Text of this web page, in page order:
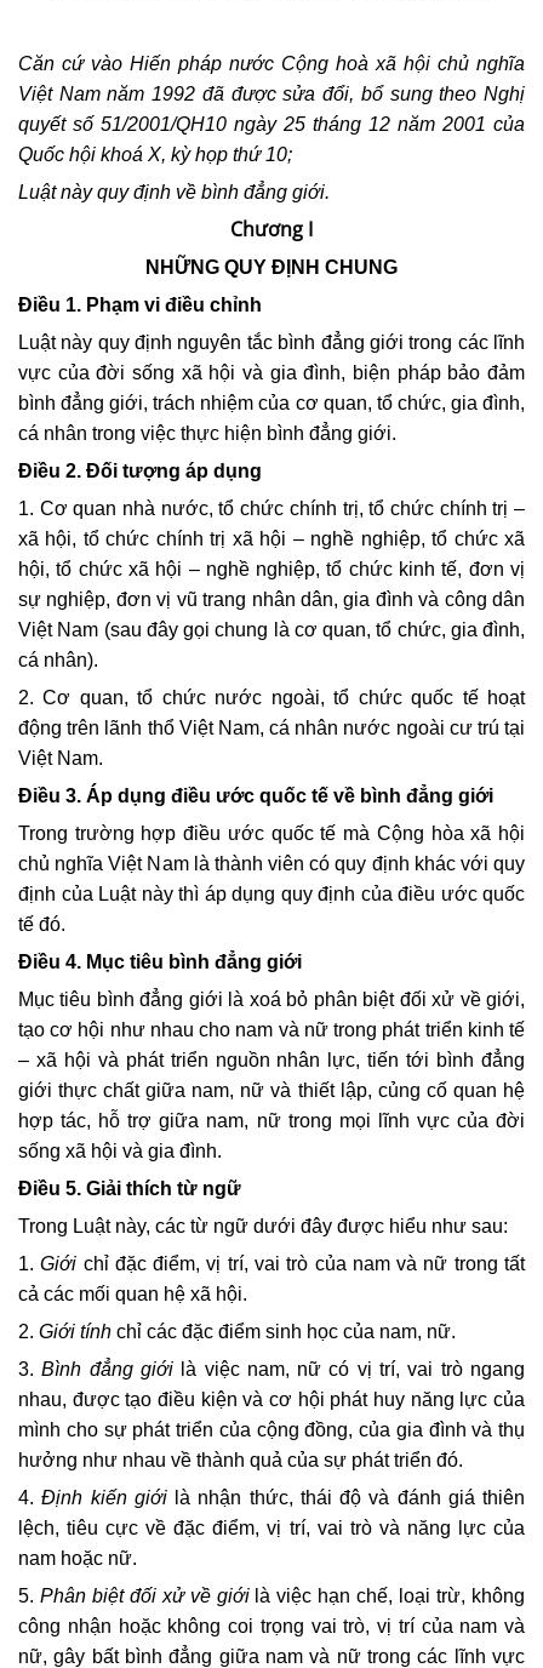
Căn cứ vào Hiến pháp nước Cộng hoà xã hội chủ nghĩa
Việt Nam năm 1992 đã được sửa đổi, bổ sung theo Nghị
quyết số 51/2001/QH10 ngày 25 tháng 12 năm 2001 của
Quốc hội khoá X, kỳ họp thứ 10;
Luật này quy định về bình đẳng giới.
Chương I
NHỮNG QUY ĐỊNH CHUNG
Điều 1. Phạm vi điều chỉnh
Luật này quy định nguyên tắc bình đẳng giới trong các lĩnh
vực của đời sống xã hội và gia đình, biện pháp bảo đảm
bình đẳng giới, trách nhiệm của cơ quan, tổ chức, gia đình,
cá nhân trong việc thực hiện bình đẳng giới.
Điều 2. Đối tượng áp dụng
1. Cơ quan nhà nước, tổ chức chính trị, tổ chức chính trị –
xã hội, tổ chức chính trị xã hội – nghề nghiệp, tổ chức xã
hội, tổ chức xã hội – nghề nghiệp, tổ chức kinh tế, đơn vị
sự nghiệp, đơn vị vũ trang nhân dân, gia đình và công dân
Việt Nam (sau đây gọi chung là cơ quan, tổ chức, gia đình,
cá nhân).
2. Cơ quan, tổ chức nước ngoài, tổ chức quốc tế hoạt
động trên lãnh thổ Việt Nam, cá nhân nước ngoài cư trú tại
Việt Nam.
Điều 3. Áp dụng điều ước quốc tế về bình đẳng giới
Trong trường hợp điều ước quốc tế mà Cộng hòa xã hội
chủ nghĩa Việt Nam là thành viên có quy định khác với quy
định của Luật này thì áp dụng quy định của điều ước quốc
tế đó.
Điều 4. Mục tiêu bình đẳng giới
Mục tiêu bình đẳng giới là xoá bỏ phân biệt đối xử về giới,
tạo cơ hội như nhau cho nam và nữ trong phát triển kinh tế
– xã hội và phát triển nguồn nhân lực, tiến tới bình đẳng
giới thực chất giữa nam, nữ và thiết lập, củng cố quan hệ
hợp tác, hỗ trợ giữa nam, nữ trong mọi lĩnh vực của đời
sống xã hội và gia đình.
Điều 5. Giải thích từ ngữ
Trong Luật này, các từ ngữ dưới đây được hiểu như sau:
1.Giới chỉ đặc điểm, vị trí, vai trò của nam và nữ trong tất
cả các mối quan hệ xã hội.
2. Giới tính chỉ các đặc điểm sinh học của nam, nữ.
3.Bình đẳng giớilà việc nam, nữ có vị trí, vai trò ngang
nhau, được tạo điều kiện và cơ hội phát huy năng lực của
mình cho sự phát triển của cộng đồng, của gia đình và thụ
hưởng như nhau về thành quả của sự phát triển đó.
4.Định kiến giớilà nhận thức, thái độ và đánh giá thiên
lệch, tiêu cực về đặc điểm, vị trí, vai trò và năng lực của
nam hoặc nữ.
5. Phân biệt đối xử về giớilà việc hạn chế, loại trừ, không
công nhận hoặc không coi trọng vai trò, vị trí của nam và
nữ, gây bất bình đẳng giữa nam và nữ trong các lĩnh vực